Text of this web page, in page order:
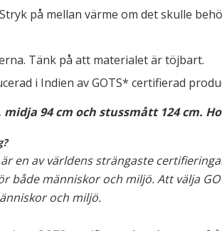
på mellan värme om det skulle
Tänk på att materialet är töjbart.
i Indien av GOTS* certifierad
94 cm och stussmått 124 cm.
är en av världens strängaste
både människor och miljö. Att välja
och miljö.